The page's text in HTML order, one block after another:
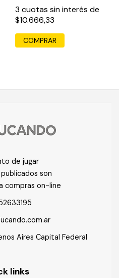
3 cuotas sin interés de
$10.666,33
COMPRAR
de jugar
son
compras on-line
Aires Capital Federal
links